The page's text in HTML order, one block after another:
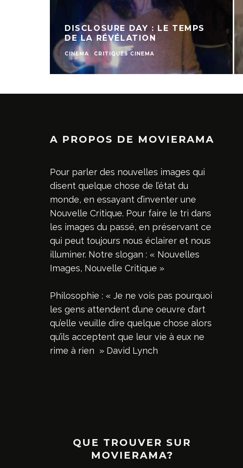
DISCLOSURE DAY : LE TEMPS
DE LA RÉVÉLATION
CINEMA CRITIQUES CINEMA
A PROPOS DE MOVIERAMA
Pour parler des nouvelles images qui
disent quelque chose de l’état du
monde, en essayant d’inventer une
Nouvelle Critique. Pour faire le tri dans
les images du passé, en préservant ce
qui peut toujours nous éclairer et nous
illuminer. Notre slogan : « Nouvelles
Images, Nouvelle Critique »
Philosophie : « Je ne vois pas pourquoi
les gens attendent d’une oeuvre d’art
qu’elle veuille dire quelque chose alors
qu’ils acceptent que leur vie à eux ne
rime à rien » David Lynch
QUE TROUVER SUR
MOVIERAMA?